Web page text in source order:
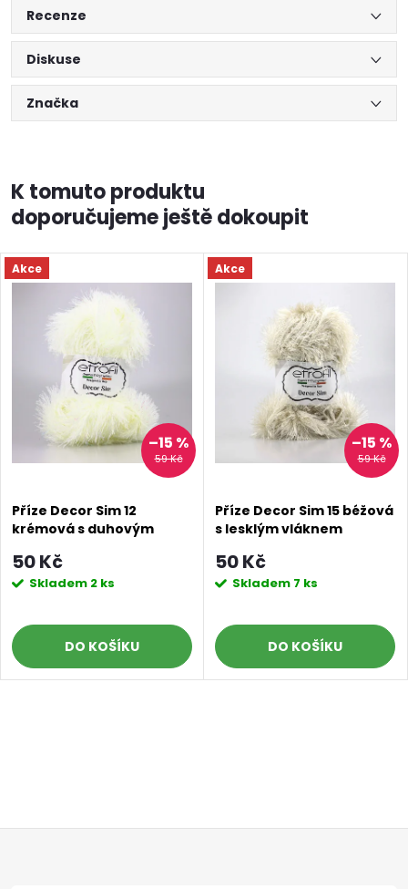
Recenze
Diskuse
Značka
K tomuto produktu
doporučujeme ještě dokoupit
Akce
59 Kč
–15 %
Příze Decor Sim 12
krémová s duhovým
50 Kč
Skladem 2 ks
DO KOŠÍKU
Akce
59 Kč
–15 %
Příze Decor Sim 15 béžová
s lesklým vláknem
50 Kč
Skladem 7 ks
DO KOŠÍKU